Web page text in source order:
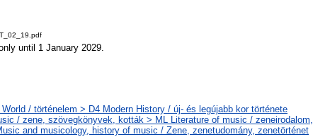
until 1 January 2029.
/ történelem > D4 Modern History / új- és legújabb kor története
/ zene, szövegkönyvek, kották > ML Literature of music / zeneirodalom,
and musicology, history of music / Zene, zenetudomány, zenetörténet